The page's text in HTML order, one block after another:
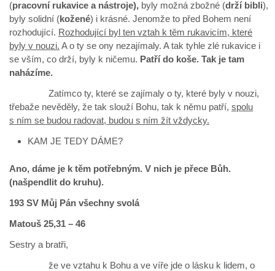
(pracovní rukavice a nástroje), byly možná zbožné (drží bibli),
byly solidní (kožené) i krásné. Jenomže to před Bohem není
rozhodující. Rozhodující byl ten vztah k těm rukavicím, které
byly v nouzi. A o ty se ony nezajímaly. A tak tyhle zlé rukavice i
se vším, co drží, byly k ničemu. Patří do koše. Tak je tam
naházíme.
Zatímco ty, které se zajímaly o ty, které byly v nouzi,
třebaže nevěděly, že tak slouží Bohu, tak k němu patří, spolu
s ním se budou radovat, budou s ním žít vždycky.
KAM JE TEDY DÁME?
Ano, dáme je k těm potřebným. V nich je přece Bůh.
(našpendlit do kruhu).
193 SV Můj Pán všechny svolá
Matouš 25,31 – 46
Sestry a bratři,
že ve vztahu k Bohu a ve víře jde o lásku k lidem, o